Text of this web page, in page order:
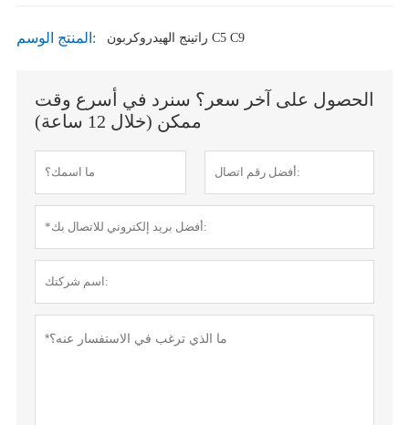
المنتج الوسم: راتينج الهيدروكربون C5 C9
الحصول على آخر سعر؟ سنرد في أسرع وقت
ممكن (خلال 12 ساعة)